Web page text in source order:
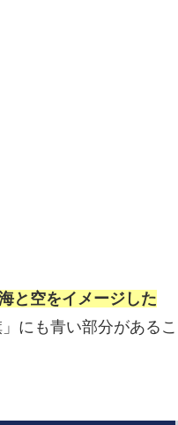
と空をイメージした
にも青い部分があるこ